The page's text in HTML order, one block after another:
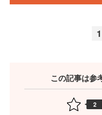
1
この記事は参
2